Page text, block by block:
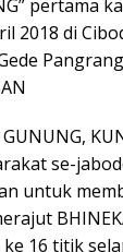
pertama
2018 di
GUNUNG,
se-
untuk
16 titik